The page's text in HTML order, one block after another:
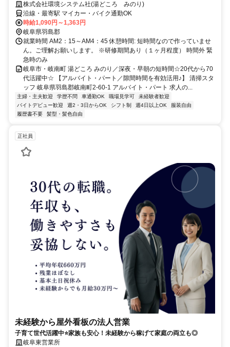
株式会社環境システム社(湯どころ みのり)
沿線・最寄駅 マイカー・バイク通勤OK
時給1,090円～1,363円
岐阜県羽島郡
就業時間 AM2：15～AM4：45 休憩時間: 短時間なので作っていませ
ん。ご理解お願いします。 ※研修期間あり（１ヶ月程度） 時間外 緊
急時のみ
岐阜市・岐南町 湯どころ みのり／深夜・早朝の短時間☆20代から70
代活躍中☆ 【アルバイト・パート／隙間時間を有効活用♪】 清掃スタ
ッフ 岐阜県羽島郡岐南町2-60-1 アルバイト・パート 求人の...
主婦・主夫歓迎 学歴不問 車通勤OK 職場見学可
未経験者歓迎
バイトデビュー歓迎
週2・3日からOK シフト制 週4日以上OK
服装自由
履歴書不要
髪型・髪色自由
正社員
未経験から屋外看板の法人営業
子育て世代活躍中⭐家族も安心！未経験から稼げて家庭の両立も◎
岐阜東営業所